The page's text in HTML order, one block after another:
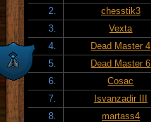
2.
chesstik3
3.
Vexta
4.
Dead Master 4
5.
Dead Master 6
6.
Cosac
7.
Isvanzadir III
8.
martass4